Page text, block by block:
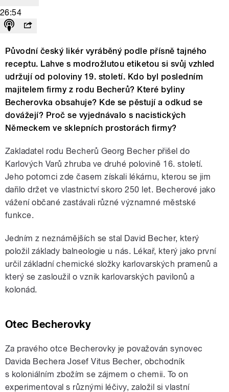
26:54
Původní český likér vyráběný podle přísně tajného
receptu. Lahve s modrožlutou etiketou si svůj vzhled
udržují od poloviny 19. století. Kdo byl posledním
majitelem firmy z rodu Becherů? Které byliny
Becherovka obsahuje? Kde se pěstují a odkud se
dovážejí? Proč se vyjednávalo s nacistických
Německem ve sklepních prostorách firmy?
Zakladatel rodu Becherů Georg Becher přišel do
Karlových Varů zhruba ve druhé polovině 16. století.
Jeho potomci zde časem získali lékárnu, kterou se jim
dařilo držet ve vlastnictví skoro 250 let. Becherové jako
vážení občané zastávali různé významné městské
funkce.
Jedním z neznámějších se stal David Becher, který
položil základy balneologie u nás. Lékař, který jako první
určil základní chemické složky karlovarských pramenů a
který se zasloužil o vznik karlovarských pavilonů a
kolonád.
Otec Becherovky
Za pravého otce Becherovky je považován synovec
Davida Bechera Josef Vitus Becher, obchodník
s koloniálním zbožím se zájmem o chemii. To on
experimentoval s různými léčivy, založil si vlastní